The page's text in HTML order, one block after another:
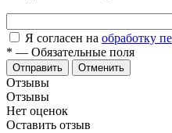
Я согласен на обработку
* — Обязательные поля
Отменить
Отзывы
Отзывы
Нет оценок
Оставить отзыв